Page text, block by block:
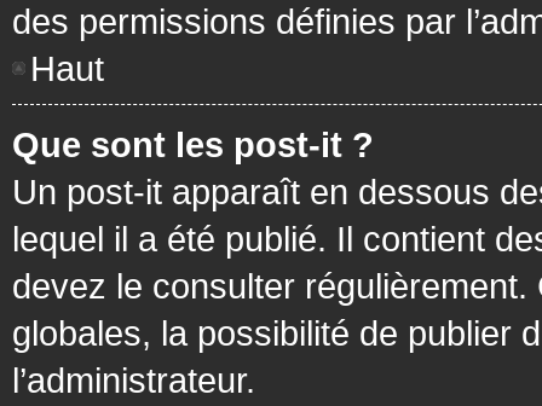
des permissions définies par
Haut
Que sont les post-it ?
Un post-it apparaît en dessous
lequel il a été publié. Il contient
devez le consulter
globales, la possibilité de publier
l’administrateur.